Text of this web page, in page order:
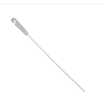
Принадлежности
Сифоны